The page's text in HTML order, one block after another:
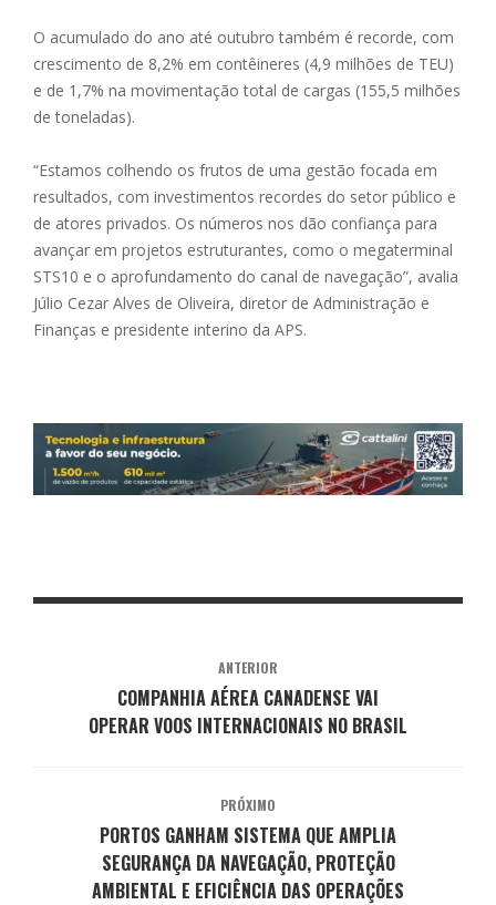
O acumulado do ano até outubro também é recorde, com
crescimento de 8,2% em contêineres (4,9 milhões de TEU)
e de 1,7% na movimentação total de cargas (155,5 milhões
de toneladas).
“Estamos colhendo os frutos de uma gestão focada em
resultados, com investimentos recordes do setor público e
de atores privados. Os números nos dão confiança para
avançar em projetos estruturantes, como o megaterminal
STS10 e o aprofundamento do canal de navegação”, avalia
Júlio Cezar Alves de Oliveira, diretor de Administração e
Finanças e presidente interino da APS.
ANTERIOR
COMPANHIA AÉREA CANADENSE VAI
OPERAR VOOS INTERNACIONAIS NO BRASIL
PRÓXIMO
PORTOS GANHAM SISTEMA QUE AMPLIA
SEGURANÇA DA NAVEGAÇÃO, PROTEÇÃO
AMBIENTAL E EFICIÊNCIA DAS OPERAÇÕES